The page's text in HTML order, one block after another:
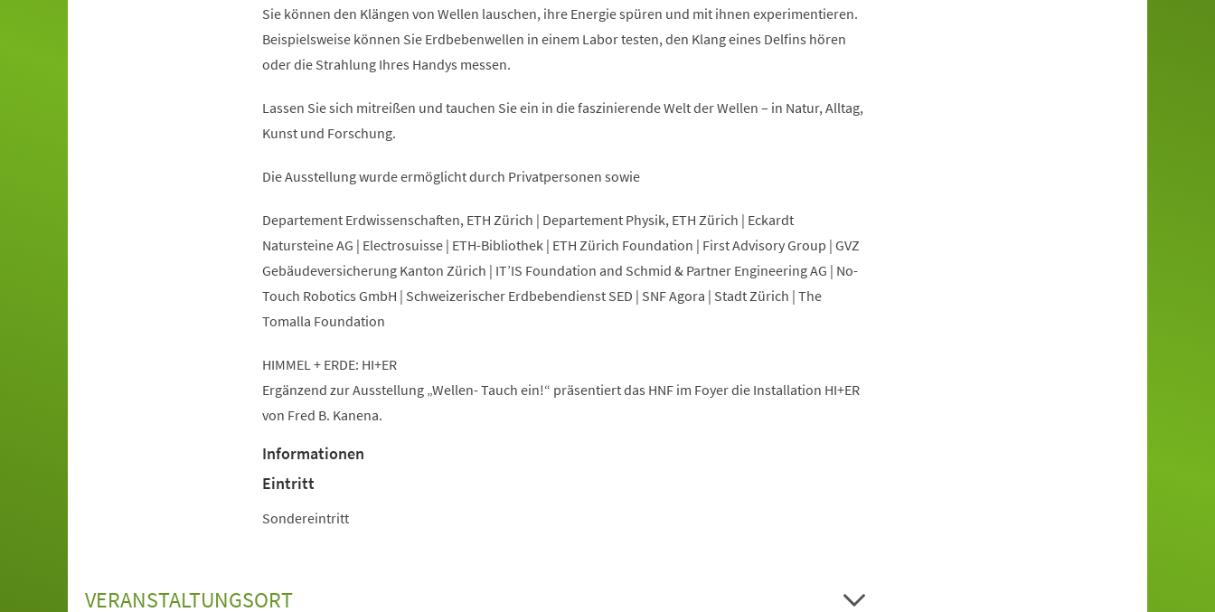
Sie können den Klängen von Wellen lauschen, ihre Energie spüren und mit ihnen experimentieren.
Beispielsweise können Sie Erdbebenwellen in einem Labor testen, den Klang eines Delfins hören
oder die Strahlung Ihres Handys messen.
Lassen Sie sich mitreißen und tauchen Sie ein in die faszinierende Welt der Wellen – in Natur, Alltag,
Kunst und Forschung.
Die Ausstellung wurde ermöglicht durch Privatpersonen sowie
Departement Erdwissenschaften, ETH Zürich | Departement Physik, ETH Zürich | Eckardt
Natursteine AG | Electrosuisse | ETH-Bibliothek | ETH Zürich Foundation | First Advisory Group | GVZ
Gebäudeversicherung Kanton Zürich | IT’IS Foundation and Schmid & Partner Engineering AG | No-
Touch Robotics GmbH | Schweizerischer Erdbebendienst SED | SNF Agora | Stadt Zürich | The
Tomalla Foundation
HIMMEL + ERDE: HI+ER
Ergänzend zur Ausstellung „Wellen- Tauch ein!“ präsentiert das HNF im Foyer die Installation HI+ER
von Fred B. Kanena.
Informationen
Eintritt
Sondereintritt
VERANSTALTUNGSORT